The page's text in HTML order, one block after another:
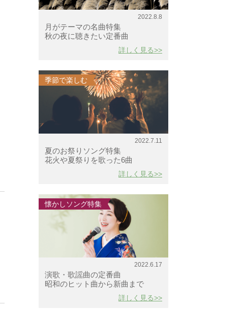
2022.8.8
月がテーマの名曲特集
秋の夜に聴きたい定番曲
詳しく見る>>
2022.7.11
夏のお祭りソング特集
花火や夏祭りを歌った6曲
詳しく見る>>
季節で楽しむ
2022.6.17
演歌・歌謡曲の定番曲
昭和のヒット曲から新曲まで
詳しく見る>>
懐かしソング特集